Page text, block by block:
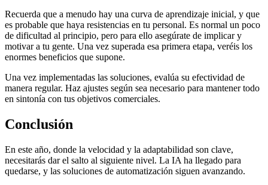
Recuerda que a menudo hay una curva de aprendizaje inicial, y que
es probable que haya resistencias en tu personal. Es normal un poco
de dificultad al principio, pero para ello asegúrate de implicar y
motivar a tu gente. Una vez superada esa primera etapa, veréis los
enormes beneficios que supone.
Una vez implementadas las soluciones, evalúa su efectividad de
manera regular. Haz ajustes según sea necesario para mantener todo
en sintonía con tus objetivos comerciales.
Conclusión
En este año, donde la velocidad y la adaptabilidad son clave,
necesitarás dar el salto al siguiente nivel. La IA ha llegado para
quedarse, y las soluciones de automatización siguen avanzando.